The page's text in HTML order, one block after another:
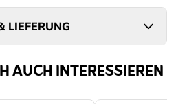
LIEFERUNG
AUCH INTERESSIEREN